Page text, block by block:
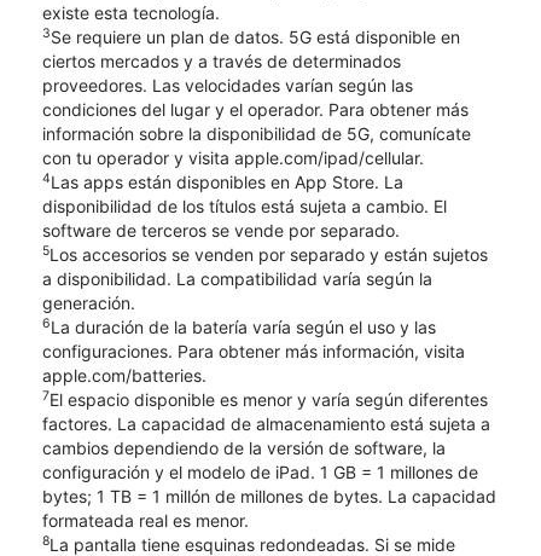
existe esta tecnología.
3Se requiere un plan de datos. 5G está disponible en
ciertos mercados y a través de determinados
proveedores. Las velocidades varían según las
condiciones del lugar y el operador. Para obtener más
información sobre la disponibilidad de 5G, comunícate
con tu operador y visita apple.com/ipad/cellular.
4Las apps están disponibles en App Store. La
disponibilidad de los títulos está sujeta a cambio. El
software de terceros se vende por separado.
5Los accesorios se venden por separado y están sujetos
a disponibilidad. La compatibilidad varía según la
generación.
6La duración de la batería varía según el uso y las
configuraciones. Para obtener más información, visita
apple.com/batteries.
7El espacio disponible es menor y varía según diferentes
factores. La capacidad de almacenamiento está sujeta a
cambios dependiendo de la versión de software, la
configuración y el modelo de iPad. 1 GB = 1 millones de
bytes; 1 TB = 1 millón de millones de bytes. La capacidad
formateada real es menor.
8La pantalla tiene esquinas redondeadas. Si se mide